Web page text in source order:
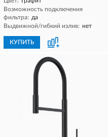
Возможность подключения
фильтра: да
Выдвижной/гибкий излив: нет
КУПИТЬ